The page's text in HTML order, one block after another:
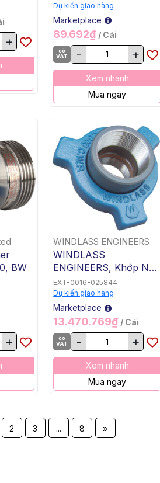
+
Dự kiến giao hàng
Marketplace
89.692₫ / Cái
có
VAT
- +
Xem nhanh
Mua ngay
BW
+
WINDLASS ENGINEERS
WINDLASS
ENGINEERS, Khớp Nối
Hammer 2", Fig 200 -
Ren NPT
EXT-0016-025844
Dự kiến giao hàng
Marketplace
13.470.769₫ / Cái
có
VAT
- +
Xem nhanh
Mua ngay
2 3 ... 8 »